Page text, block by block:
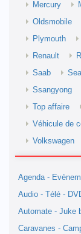
Mercury
Oldsmobile
Plymouth
Renault
Saab
Ssangyong
Top affaire
Véhicule de
Volkswagen
Agenda -
Audio - Télé -
Automate - Juke
Caravanes -